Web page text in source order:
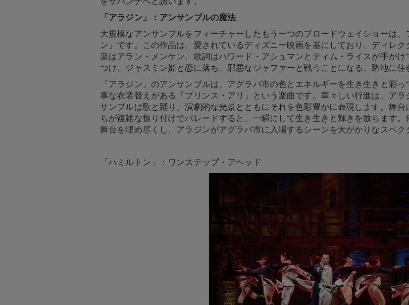
「アラジン」：アンサンブルの魔法
大規模なアンサンブルをフィーチャーしたもう一つのブロードウェイショーは
ン」 です。この作品は、愛されているディズニー映画を基にしており、ディレ
楽はアラン・メンケン、歌詞はハワード・アシュマンとティム・ライスが手が
つけ、ジャスミン姫と恋に落ち、邪悪なジャファーと戦うことになる、路地に住
「アラジン」のアンサンブルは、アグラバ市の色とエネルギーを生き生きと彩
事な衣装替えがある「プリンス・アリ」という楽曲です。華々しい行進は、ア
サンブルは歌と踊り、演劇的な光景とともにそれを色彩豊かに表現します。舞
ちが複雑な振り付けでパレードすると、一瞬にして生き生きと輝きを放ちます
舞台を埋め尽くし、アラジンがアグラバ市に入場するシーンを大がかりなスペク
「ハミルトン」：ワンステップ・アヘッド